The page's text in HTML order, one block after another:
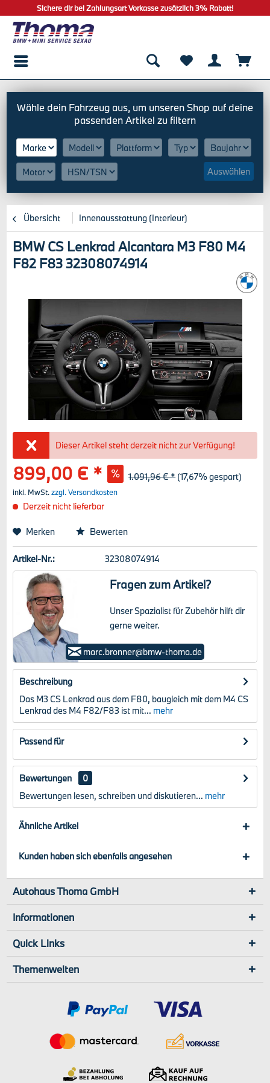
Sichere dir bei Zahlungsart Vorkasse zusätzlich 3% Rabatt!
Auswählen
Übersicht Innenausstattung (Interieur)
BMW CS Lenkrad Alcantara M3 F80 M4
F82 F83 32308074914
Dieser Artikel steht derzeit nicht zur Verfügung!
899,00 € * 1.091,96 € *(17,67% gespart)
inkl. MwSt.zzgl. Versandkosten
Derzeit nicht lieferbar
Merken Bewerten
Artikel-Nr.: 32308074914
Fragen zum Artikel?
Unser Spazialist für Zubehör hilft dir
gerne weiter.
marc.bronner@bmw-thoma.de
Marc Bronner
Beschreibung
Das M3 CS Lenkrad aus dem F80, baugleich mit dem M4 CS
Lenkrad des M4 F82/F83 ist mit... mehr
Passend für
Bewertungen
0
Bewertungen lesen, schreiben und diskutieren... mehr
Ähnliche Artikel
Kunden haben sich ebenfalls angesehen
Autohaus Thoma GmbH
Informationen
Quick Links
Themenwelten